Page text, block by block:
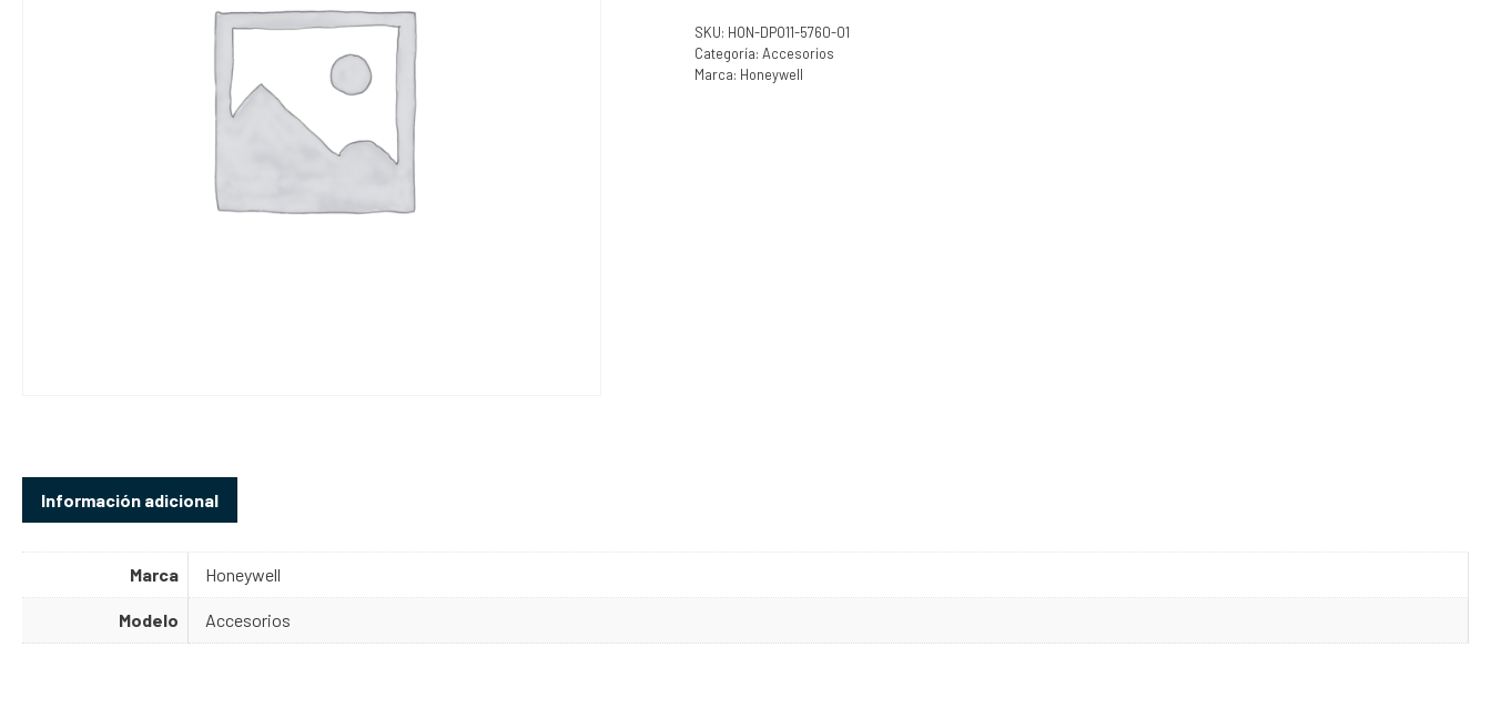
SKU: HON-DPO11-5760-01
Categoría: Accesorios
Marca: Honeywell
Información adicional
Marca Honeywell
Modelo Accesorios